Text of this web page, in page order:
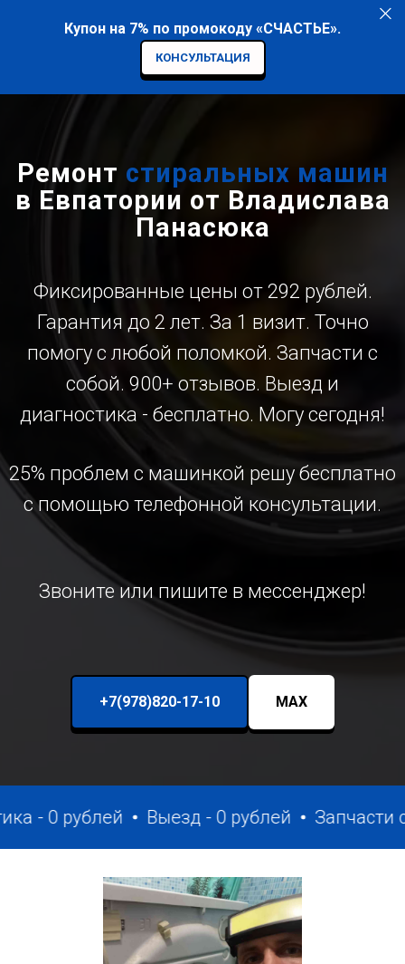
Купон на 7% по промокоду «СЧАСТЬЕ».
КОНСУЛЬТАЦИЯ
Ремонт стиральных машин
в Евпатории от Владислава
Панасюка
Фиксированные цены от 292 рублей.
Гарантия до 2 лет. За 1 визит. Точно
помогу с любой поломкой. Запчасти с
собой. 900+ отзывов. Выезд и
диагностика - бесплатно. Могу сегодня!
25% проблем с машинкой решу бесплатно
с помощью телефонной консультации.
Звоните или пишите в мессенджер!
+7(978)820-17-10 MAX
Выезд - 0 рублей Запчасти с собой